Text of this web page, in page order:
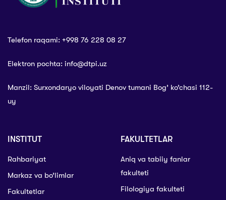
Telefon raqami: +998 76 228 08 27
Elektron pochta: info@dtpi.uz
Manzil: Surxondaryo viloyati Denov tumani Bog’ ko’chasi 112-
uy
INSTITUT
Rahbariyat
Markaz va bo’limlar
Fakultetlar
FAKULTETLAR
Aniq va tabiiy fanlar
fakulteti
Filologiya fakulteti